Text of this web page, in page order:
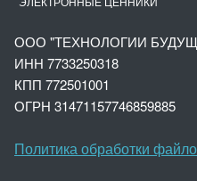
ООО "ТЕХНОЛОГИИ
ИНН 7733250318
КПП 772501001
ОГРН 31471157746859885
Политика обработки